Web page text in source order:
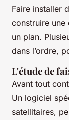
Faire installer
construire une
un plan.
dans l’ordre,
L'étude de
Avant tout
Un logiciel
satellitaires,